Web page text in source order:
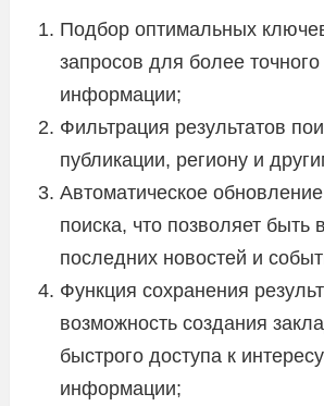
Подбор оптимальных
запросов для более точного
информации;
Фильтрация результатов
публикации, региону и
Автоматическое обновление
поиска, что позволяет быть
последних новостей и
Функция сохранения
возможность создания
быстрого доступа к
информации;